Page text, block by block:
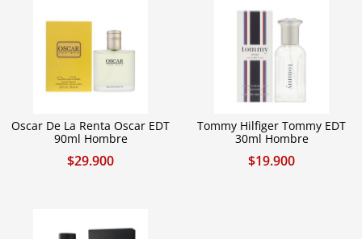
Oscar De La Renta Oscar EDT
90ml Hombre
$29.900
Tommy Hilfiger Tommy EDT
30ml Hombre
$19.900